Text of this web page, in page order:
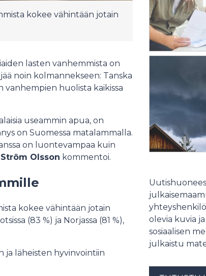
kokee vähintään jotain
lasten vanhemmista on
noin kolmannekseen: Tanska
vanhempien huolista kaikissa
useammin apua, on
on Suomessa matalammalla.
on luontevampaa kuin
Olsson kommentoi.
kokee vähintään jotain
(83 %) ja Norjassa (81 %),
ja läheisten hyvinvointiin
olevia kuvia
sosiaalisen
julkaistu